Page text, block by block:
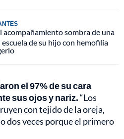
acompañamiento sombra de una
escuela de su hijo con hemofilia
el 97% de su cara
sus ojos y nariz.“Los
con tejido de la oreja,
dos veces porque el primero